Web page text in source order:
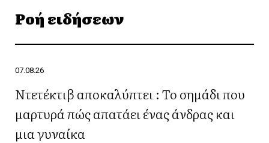
Ροή ειδήσεων
07.08.26
Ντετέκτιβ αποκαλύπτει : Το σημάδι που
μαρτυρά πώς απατάει ένας άνδρας και
μια γυναίκα